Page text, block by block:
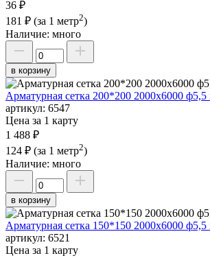
36 ₽
181 ₽ (за 1 метр2)
Наличие: много
в корзину
Арматурная сетка 200*200 2000х6000
артикул: 6547
Цена за 1 карту
1 488 ₽
124 ₽ (за 1 метр2)
Наличие: много
в корзину
Арматурная сетка 150*150 2000х6000
артикул: 6521
Цена за 1 карту